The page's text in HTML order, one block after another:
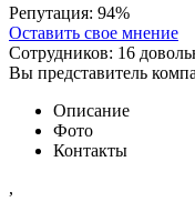
Репутация: 94%
Оставить свое мнение
Сотрудников: 16
Вы представитель
Описание
Фото
Контакты
,